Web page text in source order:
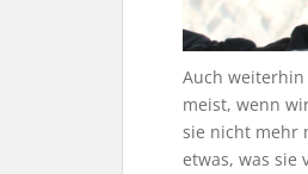
Auch weiterhin
meist, wenn
sie nicht mehr
etwas, was sie